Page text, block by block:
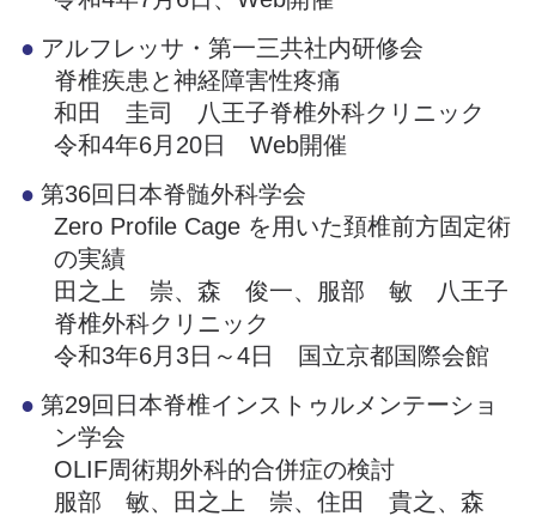
アルフレッサ・第一三共社内研修会
脊椎疾患と神経障害性疼痛
和田 圭司 八王子脊椎外科クリニック
令和4年6月20日 Web開催
第36回日本脊髄外科学会
Zero Profile Cage を用いた頚椎前方固定術
の実績
田之上 崇、森 俊一、服部 敏 八王子
脊椎外科クリニック
令和3年6月3日～4日 国立京都国際会館
第29回日本脊椎インストゥルメンテーショ
ン学会
OLIF周術期外科的合併症の検討
服部 敏、田之上 崇、住田 貴之、森